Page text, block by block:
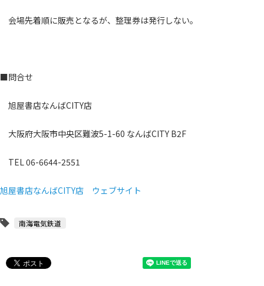
会場先着順に販売となるが、整理券は発行しない。
■問合せ
旭屋書店なんばCITY店
大阪府大阪市中央区難波5-1-60 なんばCITY B2F
TEL 06-6644-2551
旭屋書店なんばCITY店 ウェブサイト
南海電気鉄道